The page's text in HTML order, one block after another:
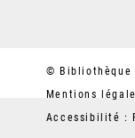
© Bibliothèque
Mentions
Accessibilité :